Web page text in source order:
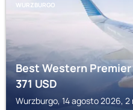
WURZBURGO
Best Western
371USD
Wurzburgo, 14 agosto 2026, 2